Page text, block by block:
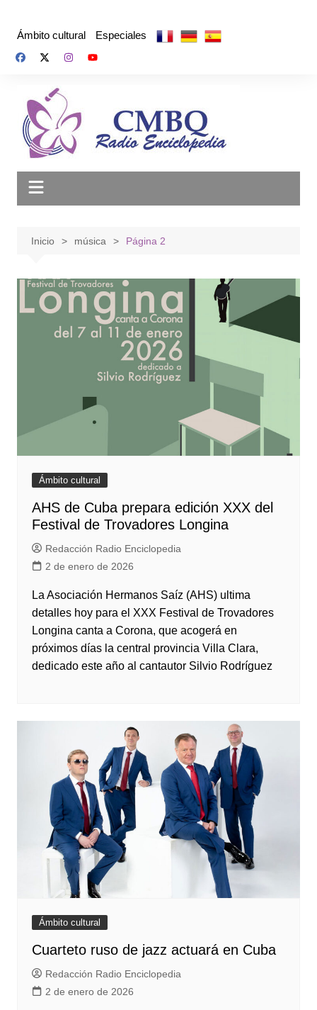
Ámbito cultural Especiales
Inicio música Página 2
Ámbito cultural
AHS de Cuba prepara edición XXX del
Festival de Trovadores Longina
Redacción Radio Enciclopedia
2 de enero de 2026
La Asociación Hermanos Saíz (AHS) ultima
detalles hoy para el XXX Festival de Trovadores
Longina canta a Corona, que acogerá en
próximos días la central provincia Villa Clara,
dedicado este año al cantautor Silvio Rodríguez
Ámbito cultural
Cuarteto ruso de jazz actuará en Cuba
Redacción Radio Enciclopedia
2 de enero de 2026